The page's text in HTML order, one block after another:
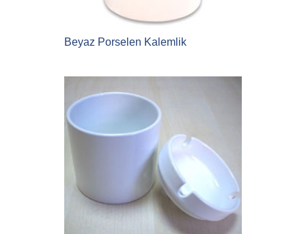
Beyaz Porselen Kalemlik